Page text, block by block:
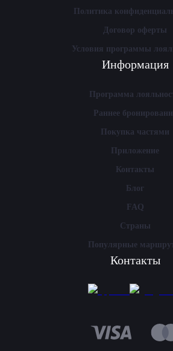
Политика
Договор оферты
Условия программы
Информация
Программа
Раннее
Покупка частями
Приложение
Контакты
Блог
FAQ
Страны
Популярные
Контакты